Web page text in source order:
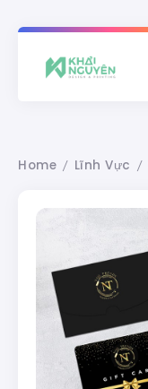
Home / Lĩnh Vực /